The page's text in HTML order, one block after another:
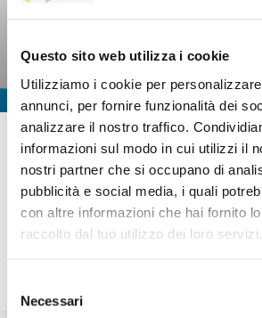
Questo sito web utilizza i cookie
Utilizziamo i cookie per
annunci, per fornire funzionalità dei
analizzare il nostro traffico.
informazioni sul modo in cui utilizzi il
nostri partner che si occupano di
pubblicità e social media, i quali
con altre informazioni che hai fornito
raccolto dal tuo utilizzo dei loro servizi.
delNecessari
Maps Group acquisisce Ellysse
l’offerta di soluzioni digitali
l’assistenza virtuale
L’integrazione delle funzionalità
permetterà di offrire soluzioni
LEGGI TUTTO »